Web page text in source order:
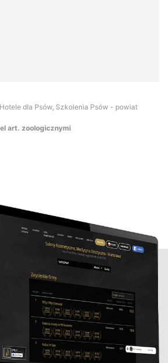
dla Psów, Szkolenia Psów - powiat
art. zoologicznymi